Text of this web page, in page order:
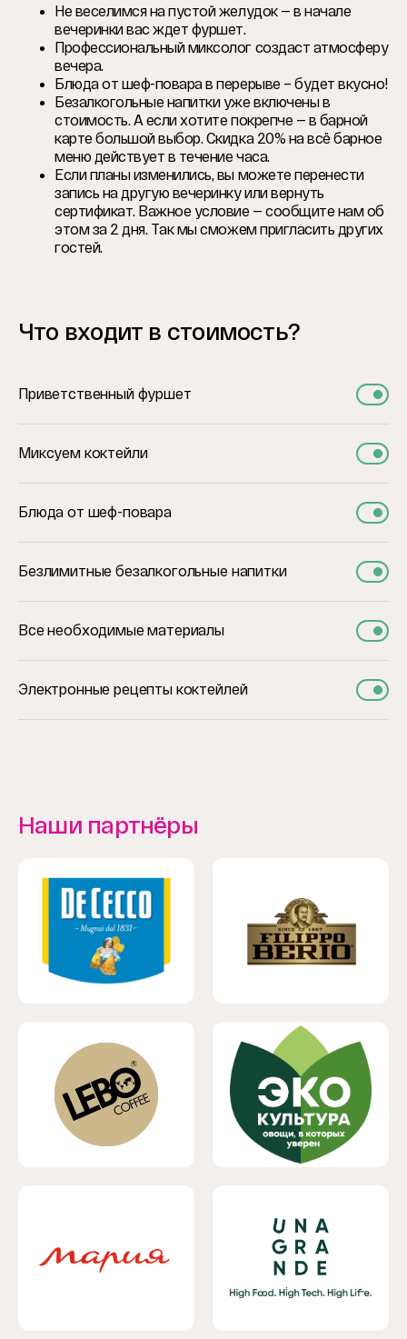
Не веселимся на пустой желудок — в начале
вечеринки вас ждет фуршет.
Профессиональный миксолог создаст атмосферу
вечера.
Блюда от шеф-повара в перерыве – будет вкусно!
Безалкогольные напитки уже включены в
стоимость. А если хотите покрепче — в барной
карте большой выбор. Скидка 20% на всё барное
меню действует в течение часа.
Если планы изменились, вы можете перенести
запись на другую вечеринку или вернуть
сертификат. Важное условие — сообщите нам об
этом за 2 дня. Так мы сможем пригласить других
гостей.
Что входит в стоимость?
Приветственный фуршет
Миксуем коктейли
Блюда от шеф-повара
Безлимитные безалкогольные напитки
Все необходимые материалы
Электронные рецепты коктейлей
Наши партнёры